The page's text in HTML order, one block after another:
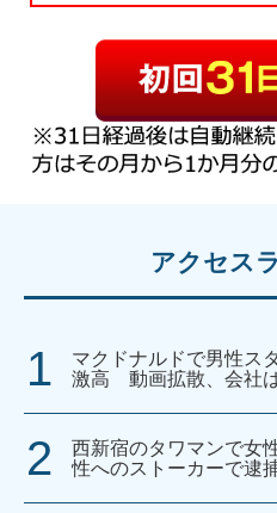
アクセス
マクドナルドで男性ス
激高 動画拡散、会社
西新宿のタワマンで女
性へのストーカーで逮